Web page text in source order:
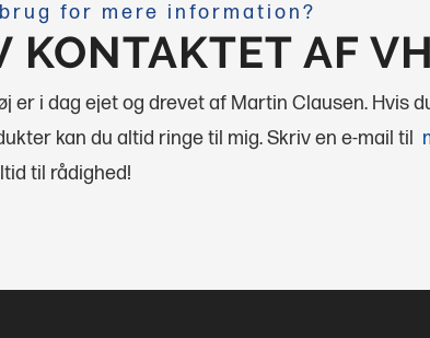
for mere information?
KONTAKTET AF
er i dag ejet og drevet af Martin Clausen. Hvis
kan du altid ringe til mig.Skriv en e-mail til
til rådighed!